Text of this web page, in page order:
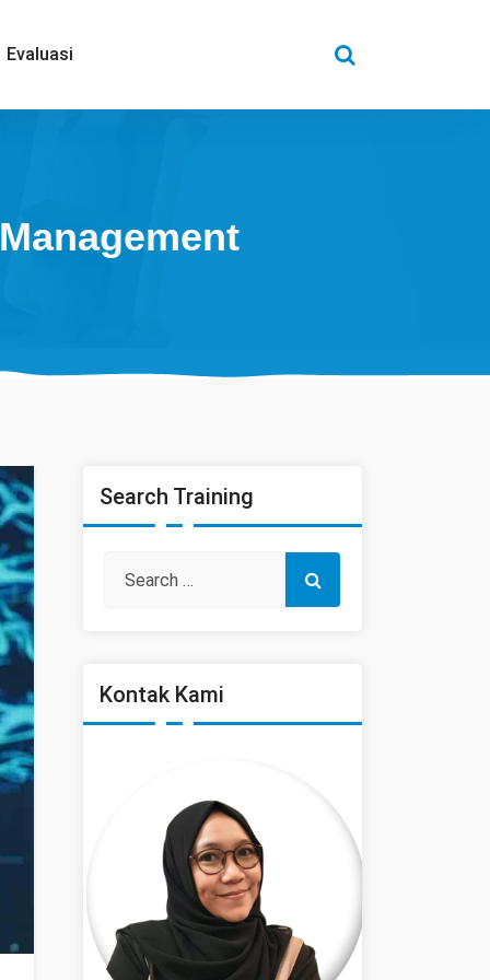
Evaluasi
Search Training
Kontak Kami